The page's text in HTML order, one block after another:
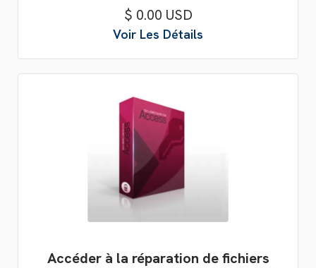
$ 0.00 USD
Voir Les Détails
Accéder à la réparation de fichiers